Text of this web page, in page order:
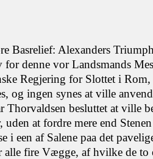
Basrelief: Alexanders
for denne vor Landsmands
Regjering for Slottet i
og ingen synes at ville
Thorvaldsen besluttet at ville
at fordre mere end
i een af Salene paa det
alle fire Vægge, af hvilke de